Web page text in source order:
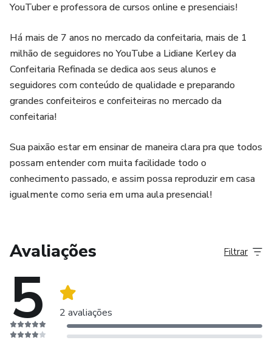
YouTuber e professora de cursos online e presenciais!
Há mais de 7 anos no mercado da confeitaria, mais de 1
milhão de seguidores no YouTube a Lidiane Kerley da
Confeitaria Refinada se dedica aos seus alunos e
seguidores com conteúdo de qualidade e preparando
grandes confeiteiros e confeiteiras no mercado da
confeitaria!
Sua paixão estar em ensinar de maneira clara pra que todos
possam entender com muita facilidade todo o
conhecimento passado, e assim possa reproduzir em casa
igualmente como seria em uma aula presencial!
Avaliações
5 2 avaliações
Filtrar